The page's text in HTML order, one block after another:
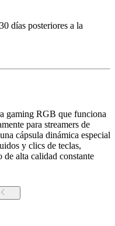
días posteriores a la
gaming RGB que funciona
para streamers de
cápsula dinámica especial
y clics de teclas,
alta calidad constante